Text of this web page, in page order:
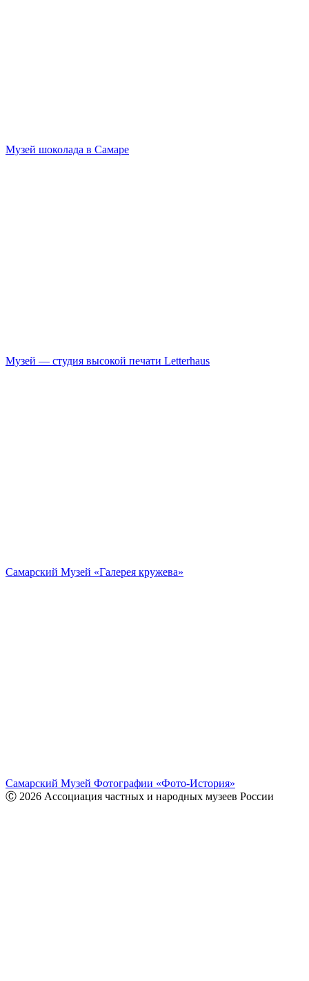
Музей шоколада в Самаре
Музей — студия высокой печати Letterhaus
Самарский Музей «Галерея кружева»
Самарский Музей Фотографии «Фото-История»
Ⓒ 2026 Ассоциация частных и народных музеев России